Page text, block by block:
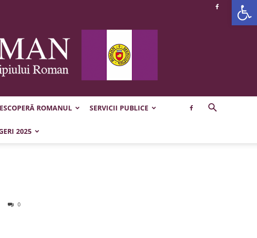
ROMANUL SERVICII PUBLICE
2025
0